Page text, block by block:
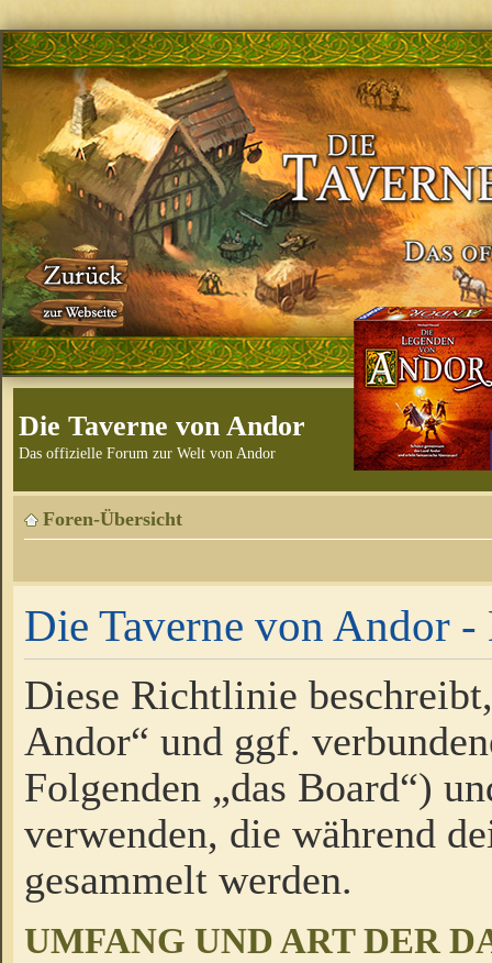
Die Taverne von Andor
Das offizielle Forum zur Welt von Andor
Foren-Übersicht
Die Taverne von Andor
Diese Richtlinie
Andor“ und ggf.
Folgenden „das Board“)
verwenden, die während
gesammelt werden.
UMFANG UND ART DER